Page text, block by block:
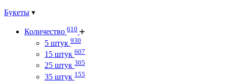
Букеты
Количество 610
5 штук 930
15 штук 607
25 штук 305
35 штук 155